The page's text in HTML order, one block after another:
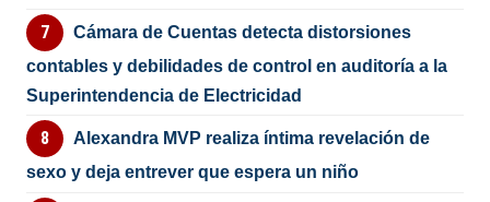
Cámara de Cuentas detecta distorsiones
contables y debilidades de control en auditoría a la
Superintendencia de Electricidad
Alexandra MVP realiza íntima revelación de
sexo y deja entrever que espera un niño